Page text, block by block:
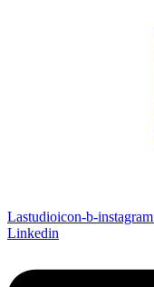
Lastudioicon-b-instagram
Linkedin